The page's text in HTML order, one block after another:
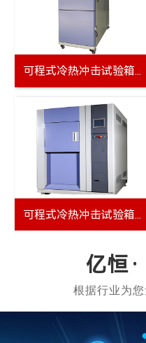
可程式冷热冲击试验箱...
可程式冷热冲击试验箱...